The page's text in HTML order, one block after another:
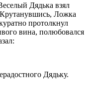
Дядька взял
Ложка
протолкнул
вина, полюбовался
Дядьку.